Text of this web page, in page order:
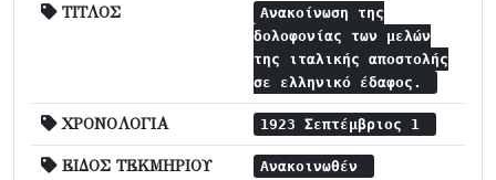
ΤΙΤΛΟΣ
Ανακοίνωση της
δολοφονίας των μελών
της ιταλικής αποστολής
σε ελληνικό έδαφος.
ΧΡΟΝΟΛΟΓΙΑ 1923 Σεπτέμβριος 1
ΕΙΔΟΣ ΤΕΚΜΗΡΙΟΥ Ανακοινωθέν